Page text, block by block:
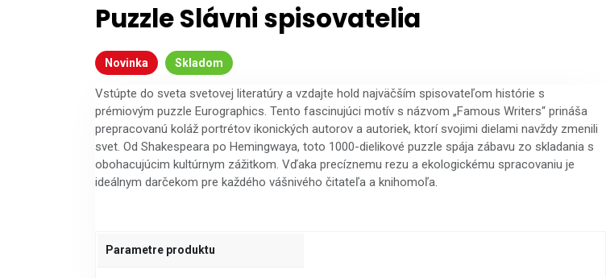
Puzzle Slávni spisovatelia
Novinka Skladom
Vstúpte do sveta svetovej literatúry a vzdajte hold najväčším spisovateľom histórie s
prémiovým puzzle Eurographics. Tento fascinujúci motív s názvom „Famous Writers“ prináša
prepracovanú koláž portrétov ikonických autorov a autoriek, ktorí svojimi dielami navždy zmenili
svet. Od Shakespeara po Hemingwaya, toto 1000-dielikové puzzle spája zábavu zo skladania s
obohacujúcim kultúrnym zážitkom. Vďaka precíznemu rezu a ekologickému spracovaniu je
ideálnym darčekom pre každého vášnivého čitateľa a knihomoľa.
Parametre produktu